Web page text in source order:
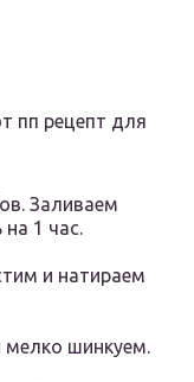
пп рецепт для
Заливаем
1 час.
и натираем
мелко шинкуем.